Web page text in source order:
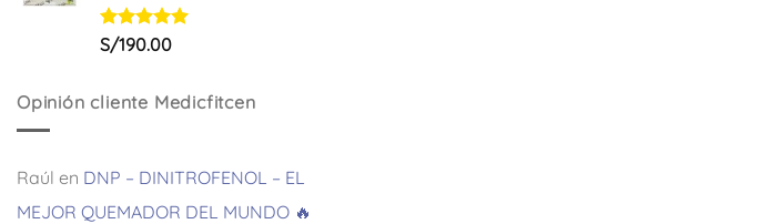
Valorado
S/190.00
Opinión cliente Medicfitcen
Raúl en DNP – DINITROFENOL – EL
MEJOR QUEMADOR DEL MUNDO 🔥